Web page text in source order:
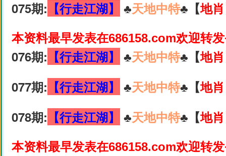
075期: 【行走江湖】 ♣️天地中特♣️【地肖
本资料最早发表在686158.com欢迎转
076期: 【行走江湖】 ♣️天地中特♣️【地肖
077期: 【行走江湖】 ♣️天地中特♣️【地肖
078期: 【行走江湖】 ♣️天地中特♣️【地肖
本资料最早发表在686158.com欢迎转